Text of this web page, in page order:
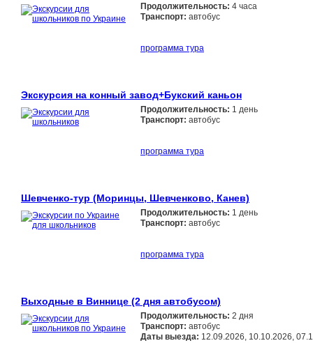
Продолжительность: 4 часа
Транспорт: автобус
программа тура
Экскурсия на конный завод+Букский каньон
Продолжительность: 1 день
Транспорт: автобус
программа тура
Шевченко-тур (Моринцы, Шевченково, Канев)
Продолжительность: 1 день
Транспорт: автобус
программа тура
Выходные в Виннице (2 дня автобусом)
Продолжительность: 2 дня
Транспорт: автобус
Даты выезда: 12.09.2026, 10.10.2026,